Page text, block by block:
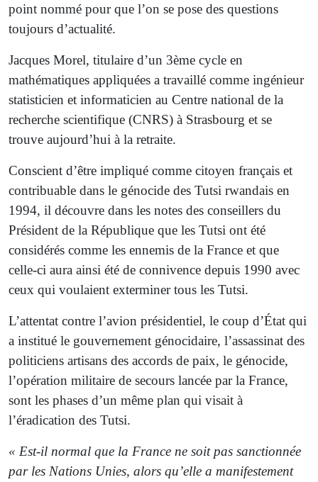
point nommé pour que l’on se pose des questions
toujours d’actualité.
Jacques Morel, titulaire d’un 3ème cycle en
mathématiques appliquées a travaillé comme ingénieur
statisticien et informaticien au Centre national de la
recherche scientifique (CNRS) à Strasbourg et se
trouve aujourd’hui à la retraite.
Conscient d’être impliqué comme citoyen français et
contribuable dans le génocide des Tutsi rwandais en
1994, il découvre dans les notes des conseillers du
Président de la République que les Tutsi ont été
considérés comme les ennemis de la France et que
celle-ci aura ainsi été de connivence depuis 1990 avec
ceux qui voulaient exterminer tous les Tutsi.
L’attentat contre l’avion présidentiel, le coup d’État qui
a institué le gouvernement génocidaire, l’assassinat des
politiciens artisans des accords de paix, le génocide,
l’opération militaire de secours lancée par la France,
sont les phases d’un même plan qui visait à
l’éradication des Tutsi.
« Est-il normal que la France ne soit pas sanctionnée
par les Nations Unies, alors qu’elle a manifestement